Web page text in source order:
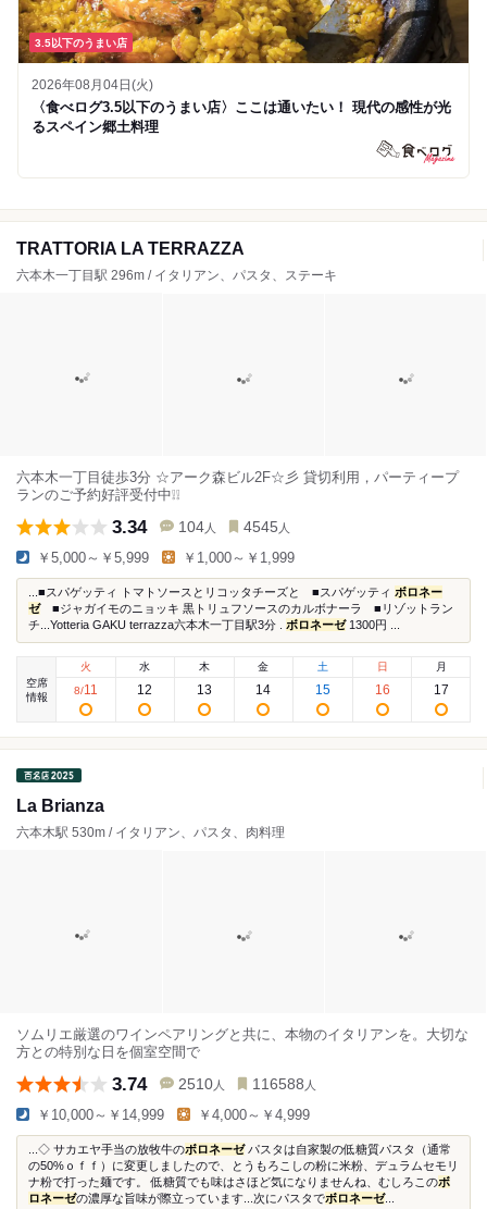
3.5以下のうまい店
2026年08月04日(火)
〈食べログ3.5以下のうまい店〉ここは通いたい！ 現代の感性が光
るスペイン郷土料理
TRATTORIA LA TERRAZZA
六本木一丁目駅 296m / イタリアン、パスタ、ステーキ
六本木一丁目徒歩3分 ☆アーク森ビル2F☆彡 貸切利用，パーティープ
ランのご予約好評受付中❕❕
3.34 104 人 4545 人
￥5,000～￥5,999 ￥1,000～￥1,999
...■スパゲッティ トマトソースとリコッタチーズと ■スパゲッティ ボロネー
ゼ■ジャガイモのニョッキ 黒トリュフソースのカルボナーラ ■リゾットラン
チ...Yotteria GAKU terrazza六本木一丁目駅3分 . ボロネーゼ1300円 ...
空席
情報
火
8/11
水
12
木
13
金
14
土
15
日
16
月
17
La Brianza
六本木駅 530m / イタリアン、パスタ、肉料理
ソムリエ厳選のワインペアリングと共に、本物のイタリアンを。大切な
方との特別な日を個室空間で
3.74 2510 人 116588 人
￥10,000～￥14,999 ￥4,000～￥4,999
...◇ サカエヤ手当の放牧牛のボロネーゼパスタは自家製の低糖質パスタ（通常
の50%ｏｆｆ）に変更しましたので、とうもろこしの粉に米粉、デュラムセモリ
ナ粉で打った麺です。 低糖質でも味はさほど気になりませんね、むしろこのボ
ロネーゼの濃厚な旨味が際立っています...次にパスタでボロネーゼ...